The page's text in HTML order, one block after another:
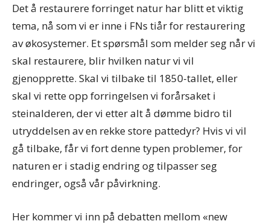
Det å restaurere forringet natur har blitt et viktig
tema, nå som vi er inne i FNs tiår for restaurering
av økosystemer. Et spørsmål som melder seg når vi
skal restaurere, blir hvilken natur vi vil
gjenopprette. Skal vi tilbake til 1850-tallet, eller
skal vi rette opp forringelsen vi forårsaket i
steinalderen, der vi etter alt å dømme bidro til
utryddelsen av en rekke store pattedyr? Hvis vi vil
gå tilbake, får vi fort denne typen problemer, for
naturen er i stadig endring og tilpasser seg
endringer, også vår påvirkning.
Her kommer vi inn på debatten mellom «new